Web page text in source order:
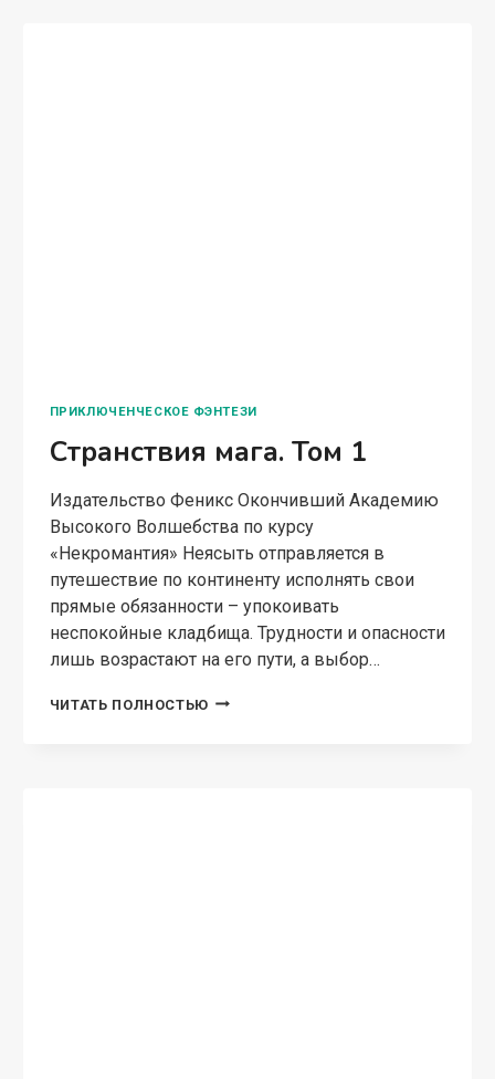
ПРИКЛЮЧЕНЧЕСКОЕ ФЭНТЕЗИ
Странствия мага. Том 1
Издательство Феникс Окончивший Академию
Высокого Волшебства по курсу
«Некромантия» Неясыть отправляется в
путешествие по континенту исполнять свои
прямые обязанности – упокоивать
неспокойные кладбища. Трудности и опасности
лишь возрастают на его пути, а выбор…
ЧИТАТЬ ПОЛНОСТЬЮ СТРАНСТВИЯ